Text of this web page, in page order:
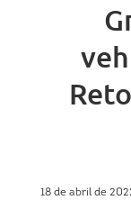
18 de abril de